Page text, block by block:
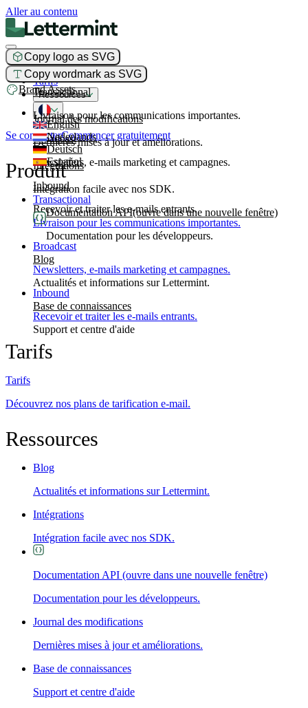
Aller au contenu
Copy logo as SVG
Copy wordmark as SVG
Brand Assets
Produit
Transactional
Livraison pour les communications importantes.
Broadcast
Newsletters, e-mails marketing et campagnes.
Inbound
Recevoir et traiter les e-mails entrants.
Tarifs
Ressources
Journal des modifications
Dernières mises à jour et améliorations.
Intégrations
Intégration facile avec nos SDK.
Documentation API(ouvre dans une nouvelle fenêtre)
Documentation pour les développeurs.
Blog
Actualités et informations sur Lettermint.
Base de connaissances
Support et centre d'aide
English
Nederlands
Deutsch
Español
Se connecterCommencer gratuitement
Produit
Transactional
Livraison pour les communications importantes.
Broadcast
Newsletters, e-mails marketing et campagnes.
Inbound
Recevoir et traiter les e-mails entrants.
Tarifs
Tarifs
Découvrez nos plans de tarification e-mail.
Ressources
Blog
Actualités et informations sur Lettermint.
Intégrations
Intégration facile avec nos SDK.
Documentation API (ouvre dans une nouvelle fenêtre)
Documentation pour les développeurs.
Journal des modifications
Dernières mises à jour et améliorations.
Base de connaissances
Support et centre d'aide